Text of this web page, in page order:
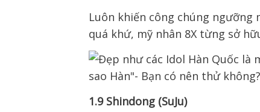
Luôn khiến công chúng
quá khứ, mỹ nhân 8X từng sở
1.9 Shindong (SuJu)